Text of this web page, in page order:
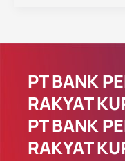
PT BANK
RAKYAT
PT BANK
RAKYAT